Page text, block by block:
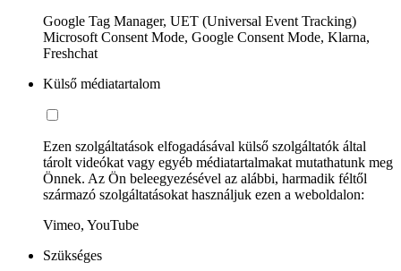
Google Tag Manager, UET (Universal Event Tracking)
Microsoft Consent Mode, Google Consent Mode, Klarna,
Freshchat
Külső médiatartalom
Ezen szolgáltatások elfogadásával külső szolgáltatók által
tárolt videókat vagy egyéb médiatartalmakat mutathatunk meg
Önnek. Az Ön beleegyezésével az alábbi, harmadik féltől
származó szolgáltatásokat használjuk ezen a weboldalon:
Vimeo, YouTube
Szükséges